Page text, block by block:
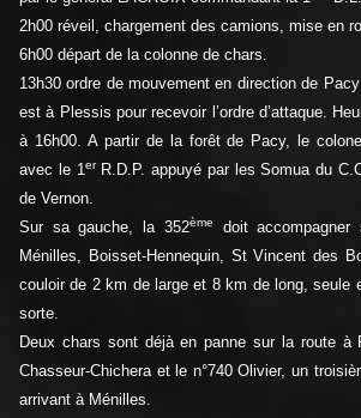
2h00 réveil, chargement des camions, mise en
6h00 départ de la colonne de chars.
13h30 ordre de mouvement en direction de
est à Plessis pour recevoir l’ordre d’attaque.
à 16h00. A partir de la forêt de Pacy, le
avec le 1erR.D.P. appuyé par les Somua du
de Vernon.
Sur sa gauche, la 352ème
doit accompagner
Ménilles, Boisset-Hennequin, St Vincent des
couloir de 2 km de large et 8 km de long, seule
sorte.
Deux chars sont déjà en panne sur la route à
Chasseur-Chichera et le n°740 Olivier, un
arrivant à Ménilles.